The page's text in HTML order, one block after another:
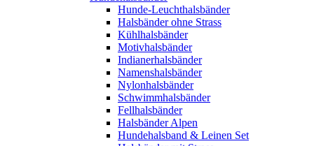
Hunde-Leuchthalsbänder
Halsbänder ohne Strass
Kühlhalsbänder
Motivhalsbänder
Indianerhalsbänder
Namenshalsbänder
Nylonhalsbänder
Schwimmhalsbänder
Fellhalsbänder
Halsbänder Alpen
Hundehalsband & Leinen Set